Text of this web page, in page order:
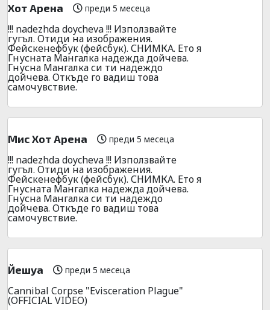
Хот Арена преди 5 месеца
!!! nadezhda doycheva !!! Използвайте
гугъл. Отиди на изображения.
Фейскенефбук (фейсбук). СНИМКА. Ето я
Гнусната Мангалка надежда дойчева.
Гнусна Мангалка си ти надеждо
дойчева. Откъде го вадиш това
самочувствие.
Мис Хот Арена преди 5 месеца
!!! nadezhda doycheva !!! Използвайте
гугъл. Отиди на изображения.
Фейскенефбук (фейсбук). СНИМКА. Ето я
Гнусната Мангалка надежда дойчева.
Гнусна Мангалка си ти надеждо
дойчева. Откъде го вадиш това
самочувствие.
Йешуа преди 5 месеца
Cannibal Corpse "Evisceration Plague"
(OFFICIAL VIDEO)